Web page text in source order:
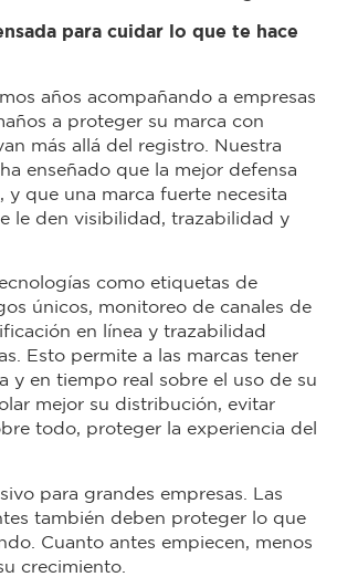
para cuidar lo que te hace
años acompañando a empresas
a proteger su marca con
más allá del registro. Nuestra
enseñado que la mejor defensa
y que una marca fuerte necesita
le den visibilidad, trazabilidad y
como etiquetas de
únicos, monitoreo de canales de
en línea y trazabilidad
Esto permite a las marcas tener
y en tiempo real sobre el uso de su
mejor su distribución, evitar
todo, proteger la experiencia del
para grandes empresas. Las
también deben proteger lo que
Cuanto antes empiecen, menos
crecimiento.